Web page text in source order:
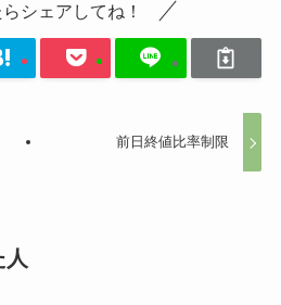
シェアしてね！
前日終値比率制限